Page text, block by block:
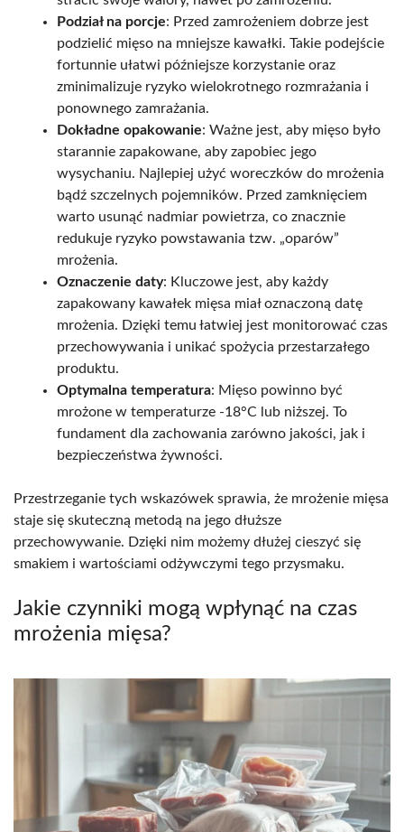
Podział na porcje: Przed zamrożeniem dobrze jest
podzielić mięso na mniejsze kawałki. Takie podejście
fortunnie ułatwi późniejsze korzystanie oraz
zminimalizuje ryzyko wielokrotnego rozmrażania i
ponownego zamrażania.
Dokładne opakowanie: Ważne jest, aby mięso było
starannie zapakowane, aby zapobiec jego
wysychaniu. Najlepiej użyć woreczków do mrożenia
bądź szczelnych pojemników. Przed zamknięciem
warto usunąć nadmiar powietrza, co znacznie
redukuje ryzyko powstawania tzw. „oparów”
mrożenia.
Oznaczenie daty: Kluczowe jest, aby każdy
zapakowany kawałek mięsa miał oznaczoną datę
mrożenia. Dzięki temu łatwiej jest monitorować czas
przechowywania i unikać spożycia przestarzałego
produktu.
Optymalna temperatura: Mięso powinno być
mrożone w temperaturze -18°C lub niższej. To
fundament dla zachowania zarówno jakości, jak i
bezpieczeństwa żywności.
Przestrzeganie tych wskazówek sprawia, że mrożenie mięsa
staje się skuteczną metodą na jego dłuższe
przechowywanie. Dzięki nim możemy dłużej cieszyć się
smakiem i wartościami odżywczymi tego przysmaku.
Jakie czynniki mogą wpłynąć na czas
mrożenia mięsa?